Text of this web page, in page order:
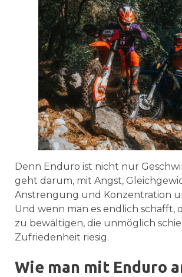
Denn Enduro ist nicht nur
geht darum, mit Angst,
Anstrengung und Konzentration
Und wenn man es endlich schafft,
zu bewältigen, die unmöglich
Zufriedenheit riesig.
Wie man mit Enduro